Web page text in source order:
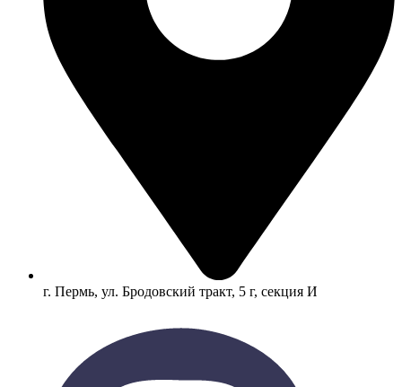
г. Пермь, ул. Бродовский тракт, 5 г, секция И